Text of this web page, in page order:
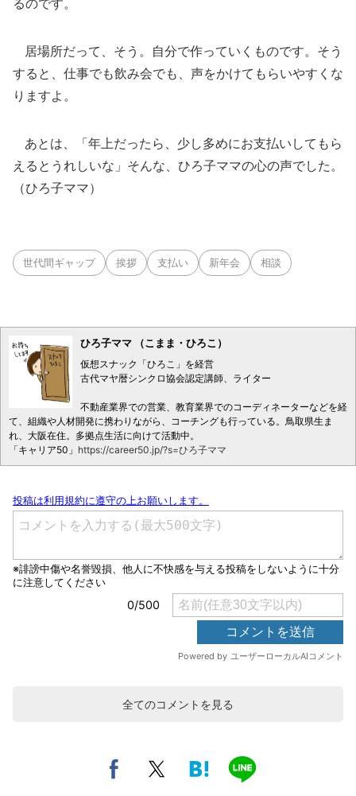
るのです。
居場所だって、そう。自分で作っていくものです。そう
すると、仕事でも飲み会でも、声をかけてもらいやすくな
りますよ。
あとは、「年上だったら、少し多めにお支払いしてもら
えるとうれしいな」そんな、ひろ子ママの心の声でした。
（ひろ子ママ）
世代間ギャップ 挨拶 支払い 新年会 相談
ひろ子ママ （こまま・ひろこ）
仮想スナック「ひろこ」を経営
古代マヤ暦シンクロ協会認定講師、ライター
不動産業界での営業、教育業界でのコーディネーターなどを経
て、組織や人材開発に携わりながら、コーチングも行っている。鳥取県生ま
れ、大阪在住。多拠点生活に向けて活動中。
「キャリア50」 https://career50.jp/?s=ひろ子ママ
全てのコメントを見る